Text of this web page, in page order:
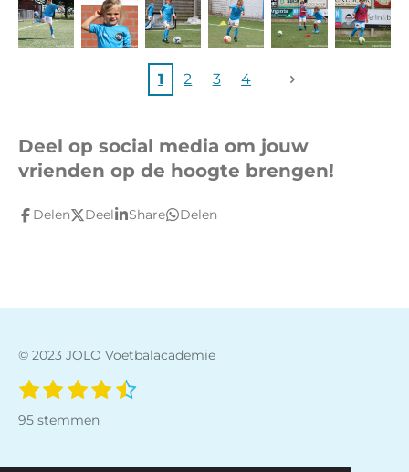
1 2 3 4
Deel op social media om jouw
vrienden op de hoogte brengen!
Delen Deel Share Delen
© 2023 JOLO Voetbalacademie
R
a
1
s
t
2
s
t
3
s
t
4
s
t
5 S
95 stemmen